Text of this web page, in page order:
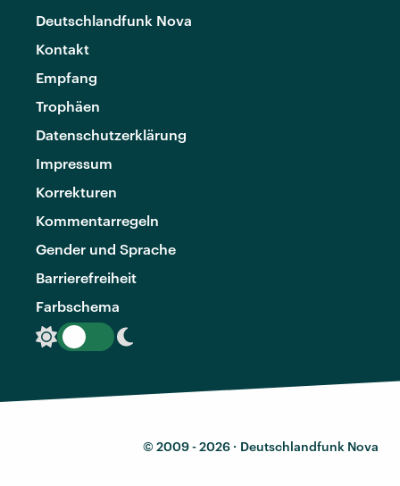
Deutschlandfunk Nova
Kontakt
Empfang
Trophäen
Datenschutzerklärung
Impressum
Korrekturen
Kommentarregeln
Gender und Sprache
Barrierefreiheit
Farbschema
© 2009 - 2026 · Deutschlandfunk Nova